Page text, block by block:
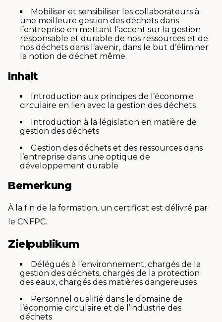
Mobiliser et sensibiliser les collaborateurs à
une meilleure gestion des déchets dans
l’entreprise en mettant l’accent sur la gestion
responsable et durable de nos ressources et de
nos déchets dans l’avenir, dans le but d’éliminer
la notion de déchet même.
Inhalt
Introduction aux principes de l’économie
circulaire en lien avec la gestion des déchets
Introduction à la législation en matière de
gestion des déchets
Gestion des déchets et des ressources dans
l’entreprise dans une optique de
développement durable
Bemerkung
À la fin de la formation, un certificat est délivré par
le CNFPC.
Zielpublikum
Délégués à l’environnement, chargés de la
gestion des déchets, chargés de la protection
des eaux, chargés des matières dangereuses
Personnel qualifié dans le domaine de
l’économie circulaire et de l’industrie des
déchets